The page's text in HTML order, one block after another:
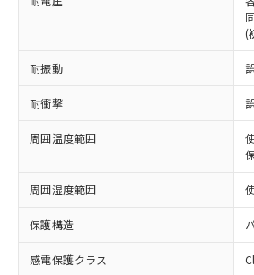
(
耐振動
耐衝撃
周囲温度範囲
周囲湿度範囲
保護構造
感電保護クラス
販売ネットワーク
在庫状況および標準価
事前の承諾なく第三者
示しないようお願いしま
マイパーツ機能（部品
ビス）をご利用いただ
メンバーズにご登録さ
お客様が当ウェブサイ
登録された部品リスト
および当社の共同利用
品・サービスに関する
引・商談に必要な範囲で
図的な使用がないことを確認していま
部品在庫の切り替え状況など
月が前後することがあります。
※3 非含有証明書ダウンロ
下記の非含有証明書をダウン
とができます。
「ｅ」：有害物質（10物質）
準値以下であることを示しま
「10」：通常の使用状況下に
質が外部に漏えいし、環境に
及ぼさない年数を意味します。
「－」：未確認です。当社販
い合わせください。
武器並びにこれらの製
当社は、貴社製品を第
場合は、上記1、2およ
該第三者に通知します
販売先および販売に係
法に輸出するおそれが
り引きをいたしません。
いては、お客様の
たはお客様担当のオ
機器販売店・当社
白
受注生産機種、ま
情報を公開していな